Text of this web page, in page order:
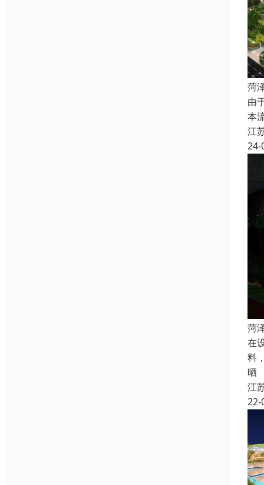
菏
由
本
江
24-
菏
在
料
晒
江
22-